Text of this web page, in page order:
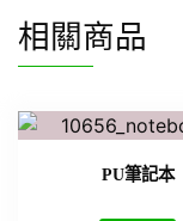
相關商品
PU筆記本